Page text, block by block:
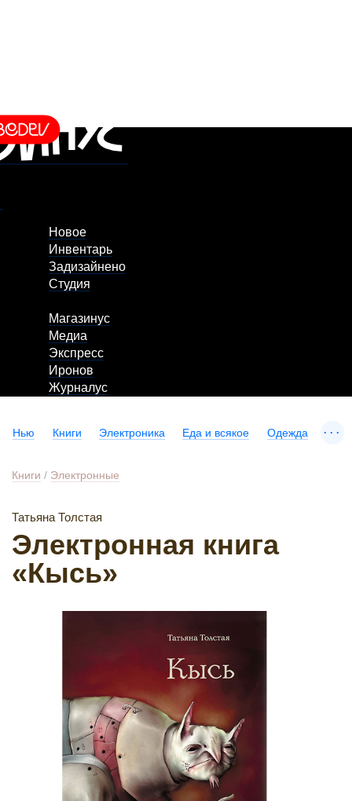
Новое
Инвентарь
Задизайнено
Студия
Магазинус
Медиа
Экспресс
Иронов
Журналус
Нью Книги Электроника Еда и всякое Одежда ...
Книги / Электронные
Татьяна Толстая
Электронная книга
«Кысь»